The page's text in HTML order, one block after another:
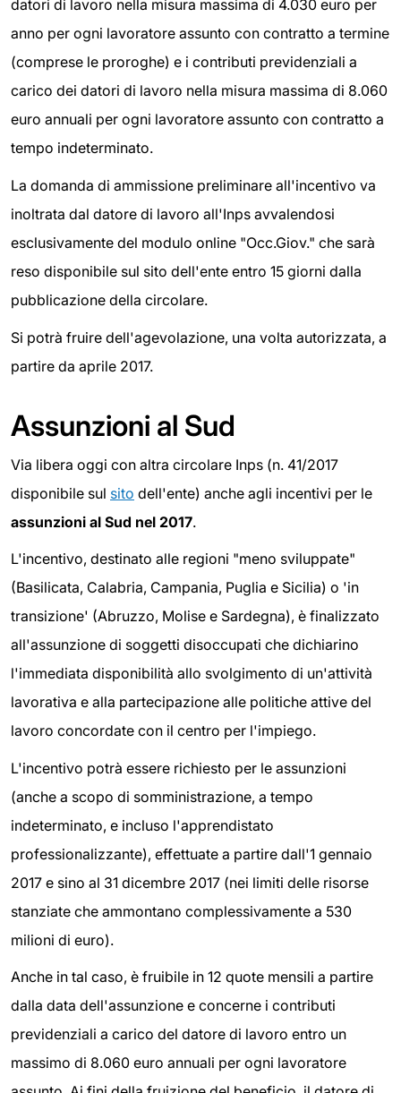
datori di lavoro nella misura massima di 4.030 euro per
anno per ogni lavoratore assunto con contratto a termine
(comprese le proroghe) e i contributi previdenziali a
carico dei datori di lavoro nella misura massima di 8.060
euro annuali per ogni lavoratore assunto con contratto a
tempo indeterminato.
La domanda di ammissione preliminare all'incentivo va
inoltrata dal datore di lavoro all'Inps avvalendosi
esclusivamente del modulo online "Occ.Giov." che sarà
reso disponibile sul sito dell'ente entro 15 giorni dalla
pubblicazione della circolare.
Si potrà fruire dell'agevolazione, una volta autorizzata, a
partire da aprile 2017.
Assunzioni al Sud
Via libera oggi con altra circolare Inps (n. 41/2017
disponibile sul sito dell'ente) anche agli incentivi per le
assunzioni al Sud nel 2017.
L'incentivo, destinato alle regioni "meno sviluppate"
(Basilicata, Calabria, Campania, Puglia e Sicilia) o 'in
transizione' (Abruzzo, Molise e Sardegna), è finalizzato
all'assunzione di soggetti disoccupati che dichiarino
l'immediata disponibilità allo svolgimento di un'attività
lavorativa e alla partecipazione alle politiche attive del
lavoro concordate con il centro per l'impiego.
L'incentivo potrà essere richiesto per le assunzioni
(anche a scopo di somministrazione, a tempo
indeterminato, e incluso l'apprendistato
professionalizzante), effettuate a partire dall'1 gennaio
2017 e sino al 31 dicembre 2017 (nei limiti delle risorse
stanziate che ammontano complessivamente a 530
milioni di euro).
Anche in tal caso, è fruibile in 12 quote mensili a partire
dalla data dell'assunzione e concerne i contributi
previdenziali a carico del datore di lavoro entro un
massimo di 8.060 euro annuali per ogni lavoratore